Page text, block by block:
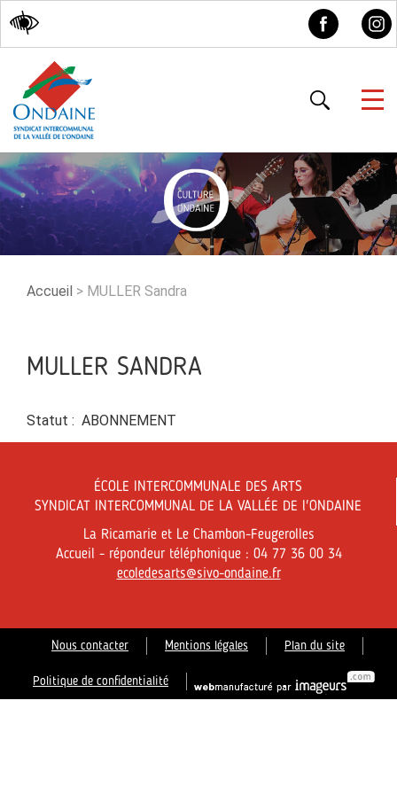
Accessibilité
Accueil > MULLER Sandra
MULLER SANDRA
Statut : ABONNEMENT
ÉCOLE INTERCOMMUNALE DES ARTS
SYNDICAT INTERCOMMUNAL DE LA VALLÉE DE l'ONDAINE
La Ricamarie et Le Chambon-Feugerolles
Accueil - répondeur téléphonique : 04 77 36 00 34
ecoledesarts@sivo-ondaine.fr
Nous contacter Mentions légales Plan du site
Politique de confidentialité